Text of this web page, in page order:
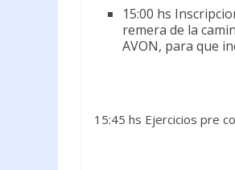
15:00 hs
remera de la
AVON, para que
15:45 hs Ejercicios pre